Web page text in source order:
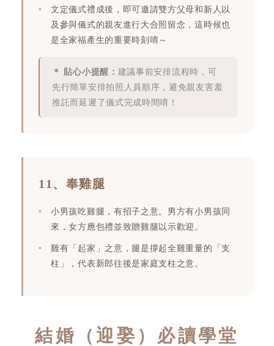
文定儀式禮成後，即可邀請雙方父母和新人以
及參與儀式的親友進行大合照留念，這時候也
是全家福產生的重要時刻唷～
＊ 貼心小提醒： 建議事前安排流程時，可
先行簡單安排拍照人員順序，避免親友害羞
推託而延遲了儀式完成時間唷！
11、奉雞腿
小男孩吃雞腿，有招子之意。男方有小男孩同
來，女方應包禮並致贈雞腿以示歡迎。
雞有「起家」之意，腿是撐起全雞重量的「支
柱」，代表新郎往後是家庭支柱之意。
結婚（迎娶）必讀學堂